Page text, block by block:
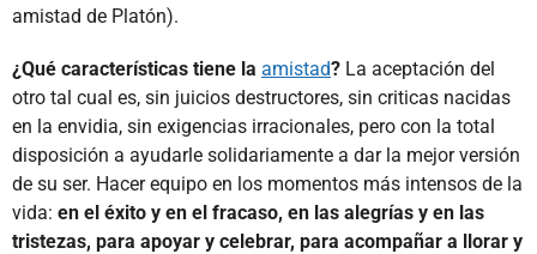
amistad de Platón).
¿Qué características tiene la amistad? La aceptación del
otro tal cual es, sin juicios destructores, sin criticas nacidas
en la envidia, sin exigencias irracionales, pero con la total
disposición a ayudarle solidariamente a dar la mejor versión
de su ser. Hacer equipo en los momentos más intensos de la
vida: en el éxito y en el fracaso, en las alegrías y en las
tristezas, para apoyar y celebrar, para acompañar a llorar y